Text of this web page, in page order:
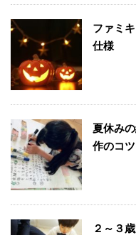
ファミ
仕様
夏休み
作のコツ
２～３